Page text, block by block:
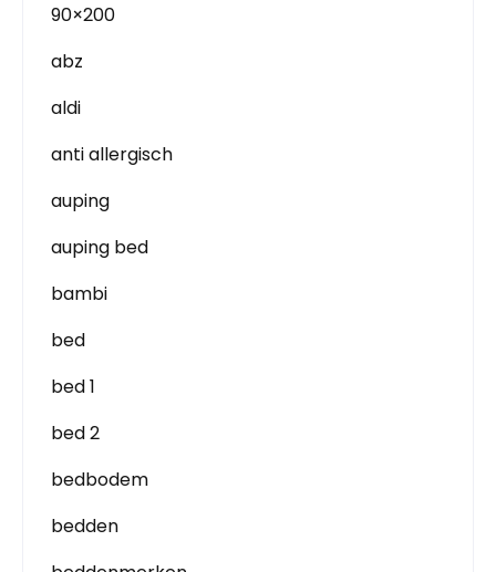
90×200
abz
aldi
anti allergisch
auping
auping bed
bambi
bed
bed 1
bed 2
bedbodem
bedden